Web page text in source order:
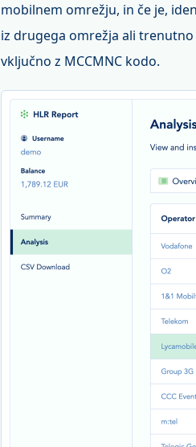
mobilnem omrežju, in če je,
iz drugega omrežja ali
vključno z MCCMNC kodo.